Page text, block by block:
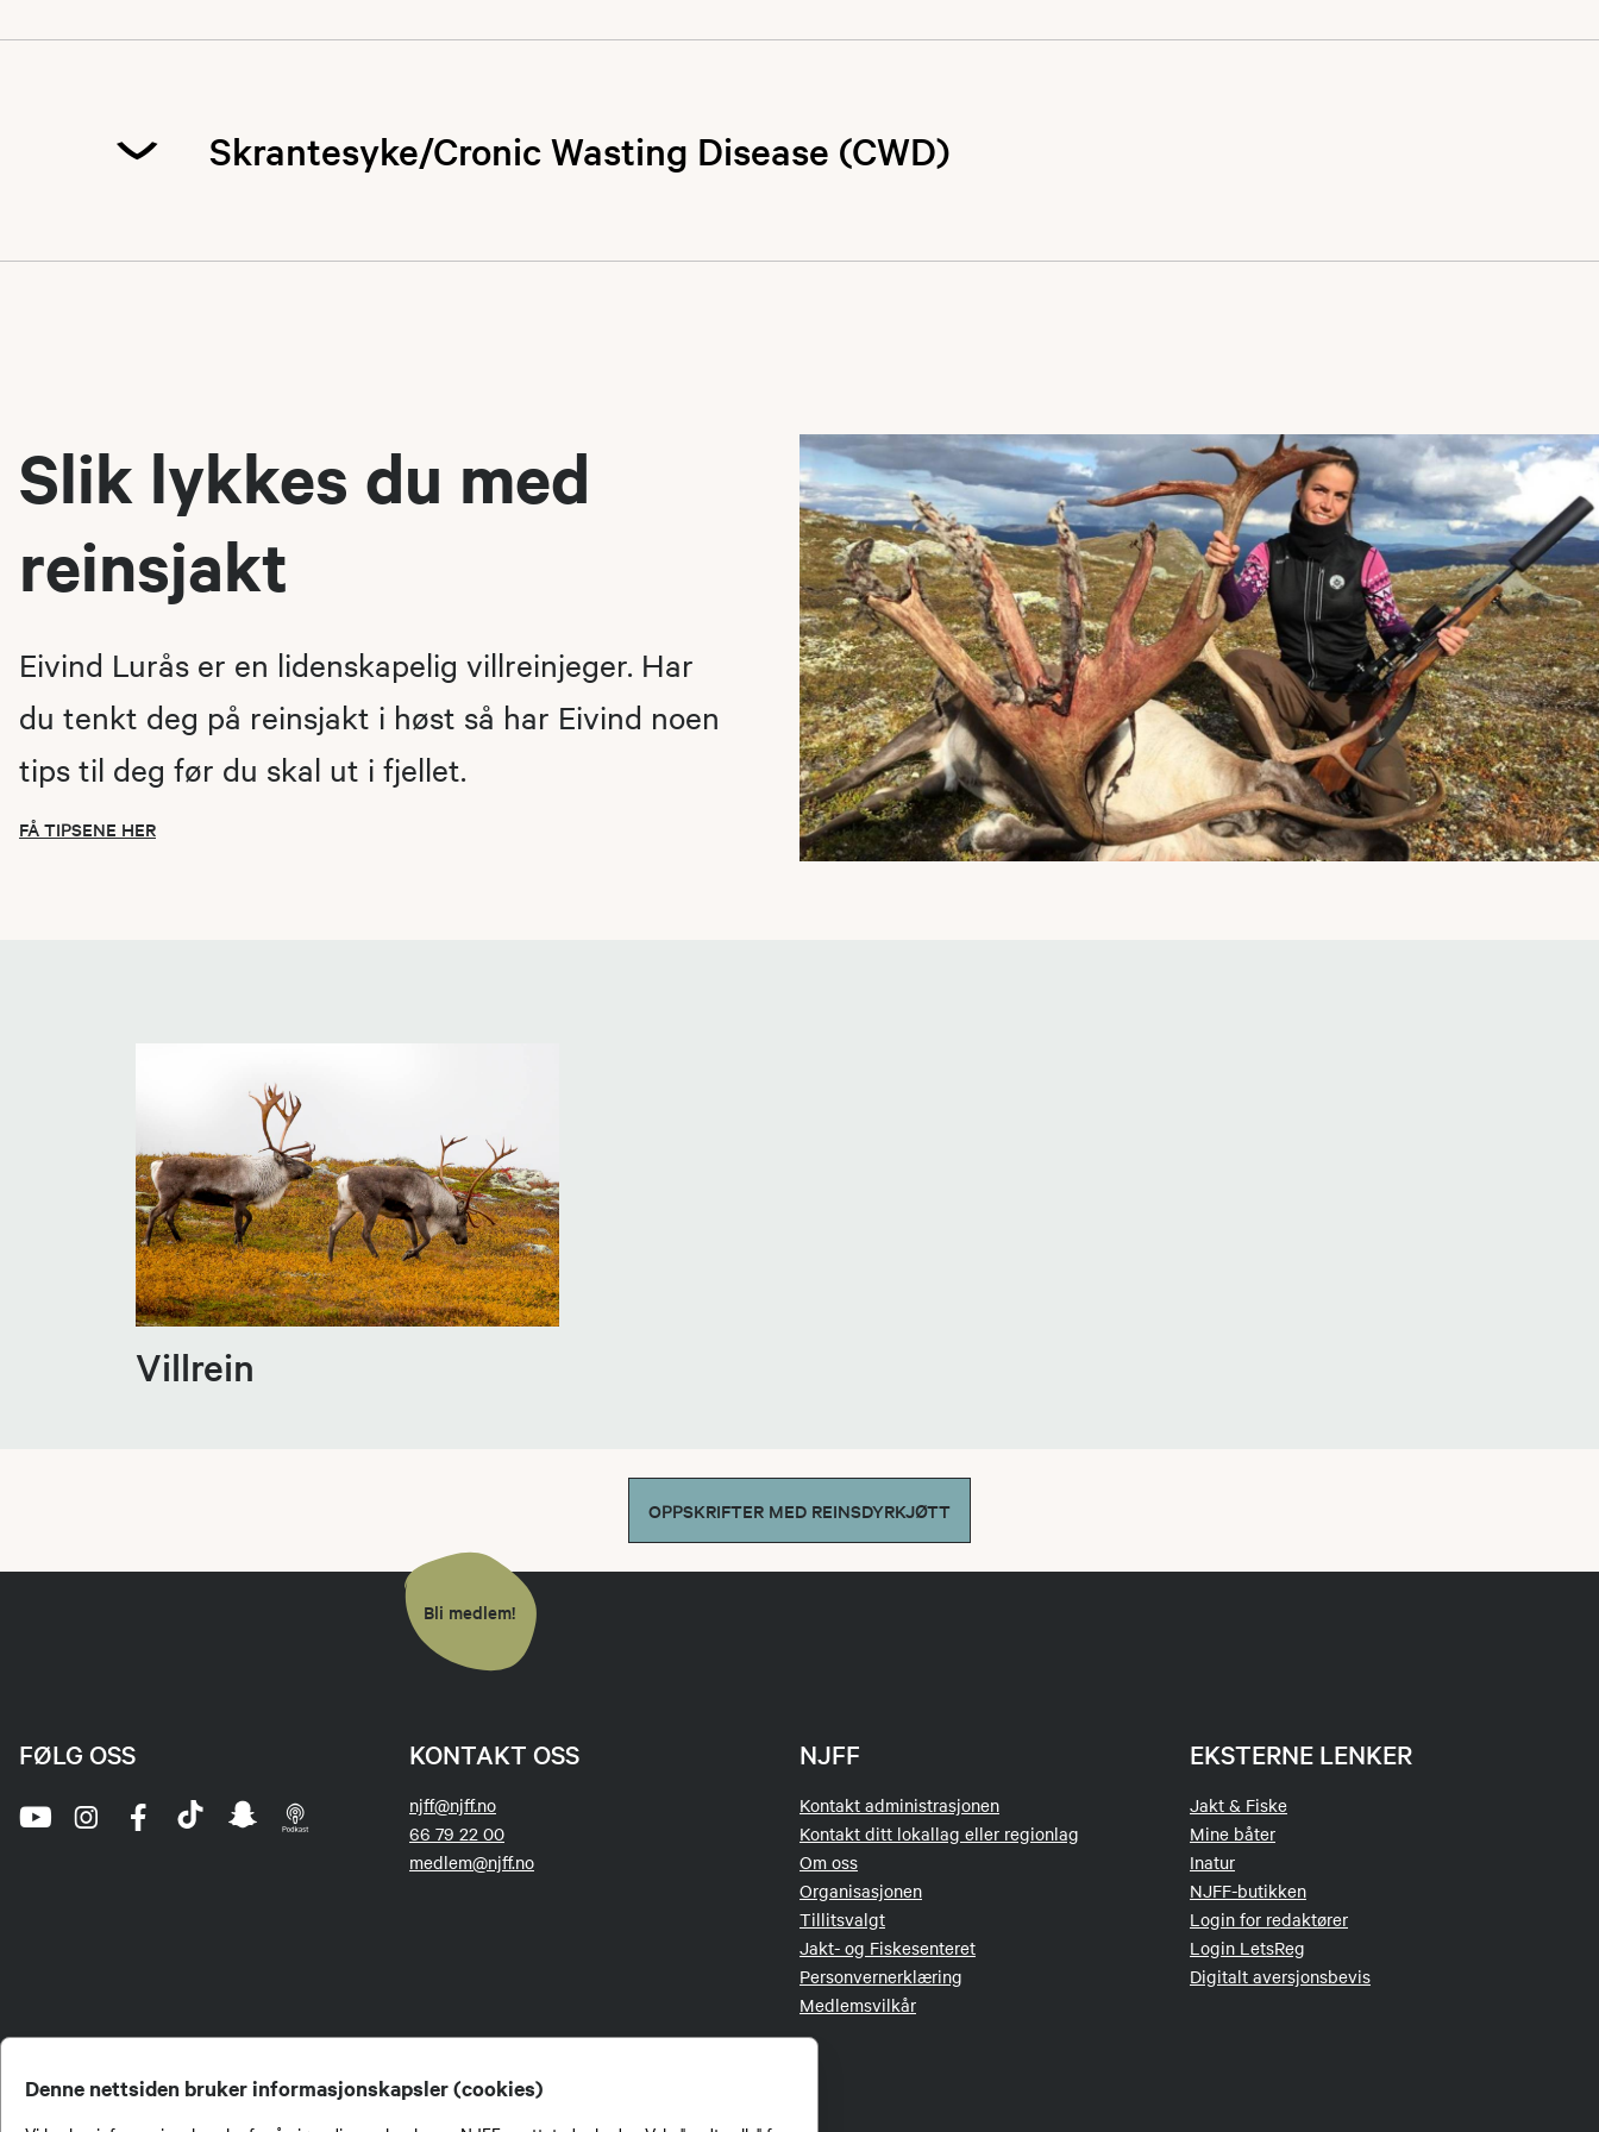
Denne nettsiden bruker informasjonskapsler (cookies)
situasjon
benyttes som grunnlag for å bygge opp en ny villreinstamme i Nordfjella sone 1. Her ble
villreinstammen tatt ut ettersom det var påvist Skrantesjuke (CWD).
Skrantesyke/Cronic Wasting Disease (CWD)
som ferdes i fjellet må raskest mulig melde fra til veterinærmyndighetene om de
observerer villrein eller andre hjortedyr som ser syke ut.
Les mer om skrantesyke hos
Hjorteviltportalen.
Slik lykkes du med
reinsjakt
Eivind Lurås er en lidenskapelig villreinjeger. Har
du tenkt deg på reinsjakt i høst så har Eivind noen
tips til deg før du skal ut i fjellet.
FÅ TIPSENE HER
Villrein
OPPSKRIFTER MED REINSDYRKJØTT
Bli medlem!
KONTAKT OSS
njff@njff.no
66 79 22 00
medlem@njff.no
NJFF
Kontakt administrasjonen
Kontakt ditt lokallag eller regionlag
Om oss
Organisasjonen
Tillitsvalgt
Jakt- og Fiskesenteret
Personvernerklæring
Medlemsvilkår
EKSTERNE LENKER
Jakt & Fiske
Mine båter
Inatur
NJFF-butikken
Login for redaktører
Login LetsReg
Digitalt aversjonsbevis
FØLG OSS